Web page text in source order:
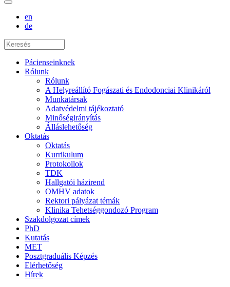
en
de
Pácienseinknek
Rólunk
Rólunk
A Helyreállító Fogászati és Endodonciai Klinikáról
Munkatársak
Adatvédelmi tájékoztató
Minőségirányítás
Álláslehetőség
Oktatás
Oktatás
Kurrikulum
Protokollok
TDK
Hallgatói házirend
OMHV adatok
Rektori pályázat témák
Klinika Tehetséggondozó Program
Szakdolgozat címek
PhD
Kutatás
MET
Posztgraduális Képzés
Elérhetőség
Hírek